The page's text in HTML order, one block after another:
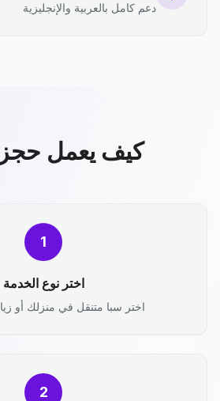
دعم كامل بالعربية والإنجليزية
كيف يعمل حجز
1
اختر نوع الخدمة
اختر سبا متنقل في منزلك أو
2